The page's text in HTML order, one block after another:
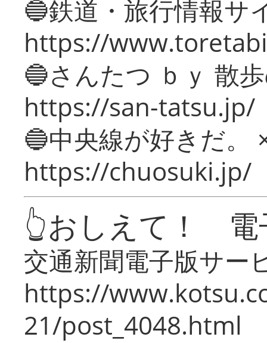
🔵鉄道・旅行情報サ
https://
🔵さんたつ ｂｙ 散
https://san-tatsu.jp/
🔵中央線が好きだ。
https://chuosuki.jp/
👆おしえて！ 電
交通新聞電子版サー
https://
21/post_4048.html